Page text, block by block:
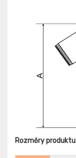
Rozměry produktu